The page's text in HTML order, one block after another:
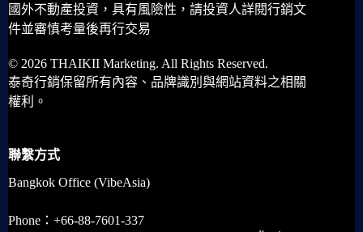
國外不動產投資，具有風險性，請投資人詳閱行銷文
件並審慎考量後再行交易
© 2026 THAIKII Marketing. All Rights Reserved.
泰奇行銷保留所有內容、品牌識別與網站資料之相關
權利。
聯繫方式
Bangkok Office (VibeAsia)
Phone：+66-88-7601-337